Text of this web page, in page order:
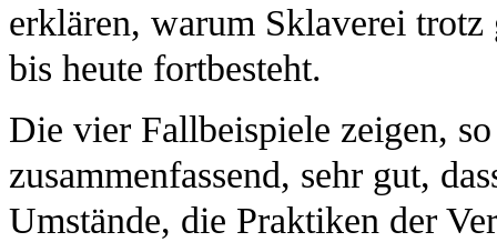
erklären, warum Sklaverei
bis heute fortbesteht.
Die vier Fallbeispiele zeigen,
zusammenfassend, sehr gut,
Umstände, die Praktiken der